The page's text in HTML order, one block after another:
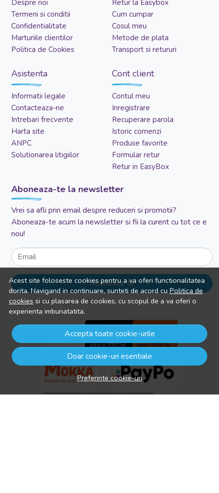
Acest site foloseste cookies pentru a va oferi functionalitatea
dorita. Navigand in continuare, sunteti de acord cuPolitica de
cookies si cu plasarea de cookies, cu scopul de a va oferi o
experienta imbunatatita.
Accepta toate cookie-urile
Doar cookie-uri esentiale
Preferinte cookie-uri
Despre noi
Termeni si conditii
Confidentialitate
Marturiile clientilor
Politica de Cookies
Retur la Easybox
Cum cumpar
Cosul meu
Metode de plata
Transport si retururi
Asistenta
Informatii legale
Contacteaza-ne
Intrebari frecvente
Harta site
ANPC
Solutionarea litigiilor
Cont client
Contul meu
Inregistrare
Recuperare parola
Istoric comenzi
Produse favorite
Formular retur
Retur in EasyBox
Aboneaza-te la newsletter
Vrei sa afli prin email despre reduceri si promotii?
Aboneaza-te acum la newsletter si fii la curent cu tot ce e
nou!
Email
Aboneaza-te